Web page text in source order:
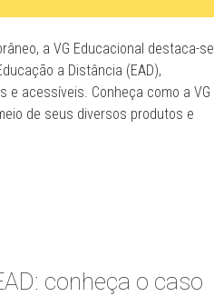
a VG Educacional destaca-se
a Distância (EAD),
e acessíveis. Conheça como a VG
de seus diversos produtos e
conheça o caso